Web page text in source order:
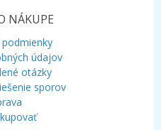
NÁKUPE
údajov
otázky
sporov